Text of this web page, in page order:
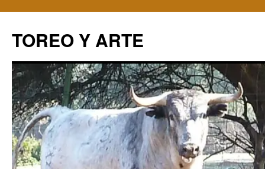
TOREO Y ARTE